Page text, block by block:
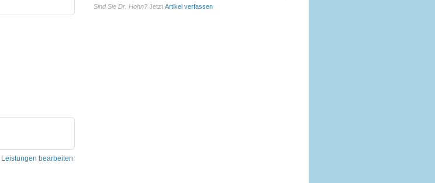
Leistungen bearbeiten.
Sind Sie Dr. Hohn? Jetzt Artikel verfassen